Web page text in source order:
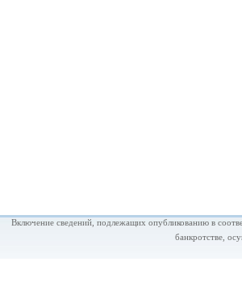
Включение сведений, подлежащих опубликованию в
банкротстве,